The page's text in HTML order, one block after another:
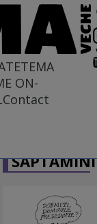
TEMA
ON-
Contact